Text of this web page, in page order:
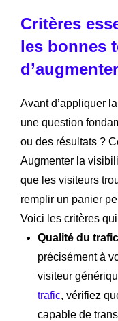
Critères
les bonnes
Avant d’appliquer
une question
ou des résultats ?
Augmenter la
que les visiteurs
remplir un panier
Voici les critères
Qualité du
précisément à
visiteur
trafic, vérifiez
capable de